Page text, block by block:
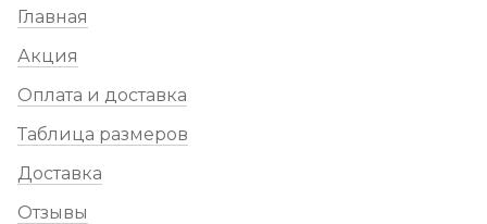
Главная
Акция
Оплата и доставка
Таблица размеров
Доставка
Отзывы